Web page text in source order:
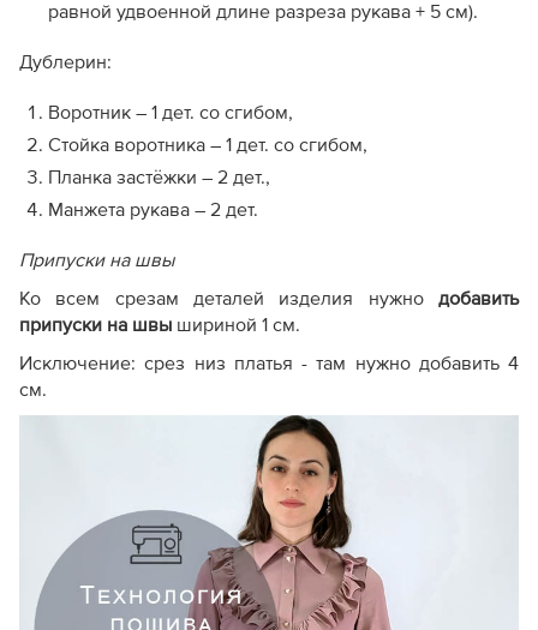
равной удвоенной длине разреза рукава + 5 см).
Дублерин:
Воротник – 1 дет. со сгибом,
Стойка воротника – 1 дет. со сгибом,
Планка застёжки – 2 дет.,
Манжета рукава – 2 дет.
Припуски на швы
Ко всем срезам деталей изделия нужно добавить
припуски на швы шириной 1 см.
Исключение: срез низ платья - там нужно добавить 4
см.